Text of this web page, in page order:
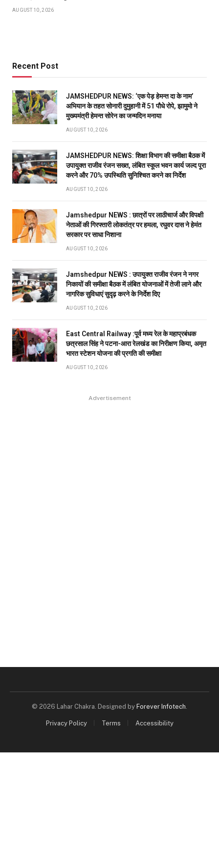
AUGUST 10, 2026
Recent Post
JAMSHEDPUR NEWS: ‘एक पेड़ हेमन्त दा के नाम’
अभियान के तहत सोनारी दुमुहानी में 51 पौधे रोपे, झामुमो ने
मुख्यमंत्री हेमन्त सोरेन का जन्मदिन मनाया
AUGUST 10, 2026
JAMSHEDPUR NEWS: शिक्षा विभाग की समीक्षा बैठक में
उपायुक्त राजीव रंजन सख्त, लंबित स्कूल भवन कार्य जल्द पूरा
करने और 70% उपस्थिति सुनिश्चित करने का निर्देश
AUGUST 10, 2026
Jamshedpur NEWS : छात्रों पर लाठीचार्ज और विपक्षी
नेताओं की गिरफ्तारी लोकतंत्र पर हमला, रघुवर दास ने हेमंत
सरकार पर साधा निशाना
AUGUST 10, 2026
Jamshedpur NEWS : उपायुक्त राजीव रंजन ने नगर
निकायों की समीक्षा बैठक में लंबित योजनाओं में तेजी लाने और
नागरिक सुविधाएं सुदृढ़ करने के निर्देश दिए
AUGUST 10, 2026
East Central Railway :पूर्व मध्य रेल के महाप्रबंधक
छत्रसाल सिंह ने पटना-आरा रेलखंड का निरीक्षण किया, अमृत
भारत स्टेशन योजना की प्रगति की समीक्षा
AUGUST 10, 2026
Advertisement
© 2026 Lahar Chakra. Designed by Forever Infotech
Privacy Policy Terms Accessibility